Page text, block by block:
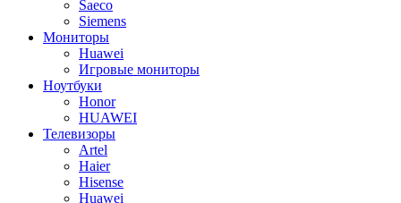
Saeco
Siemens
Мониторы
Huawei
Игровые мониторы
Ноутбуки
Honor
HUAWEI
Телевизоры
Artel
Haier
Hisense
Huawei